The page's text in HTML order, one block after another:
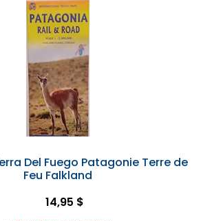
Del Fuego Patagonie Terre de
Feu Falkland
14,95 $